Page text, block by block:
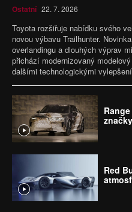
Ostatní 22. 7. 2026
Toyota rozšiřuje nabídku svého
novou výbavu Trailhunter.
overlandingu a dlouhých výprav
přichází modernizovaný
dalšími technologickými
značky
Red